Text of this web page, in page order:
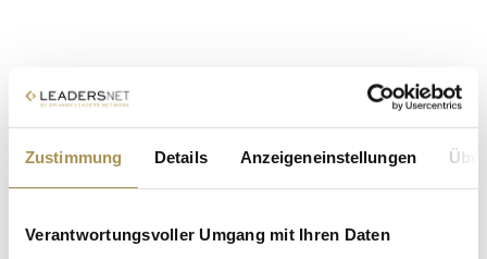
Zustimmung Details Anzeigeneinstellungen
Verantwortungsvoller Umgang mit Ihren Daten